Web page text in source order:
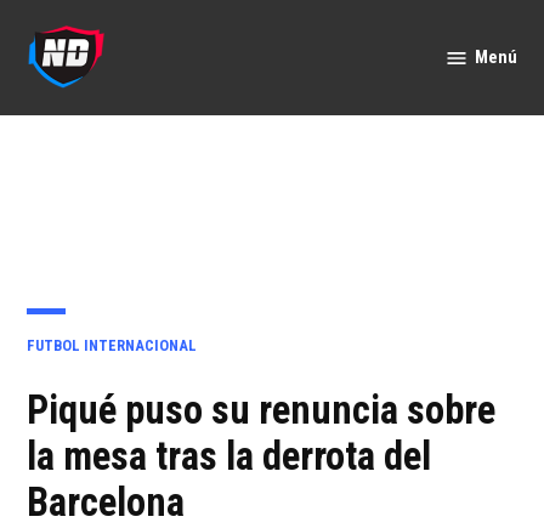
contenido
Menú
PUBLICADO
FUTBOL INTERNACIONAL
Piqué puso su renuncia sobre
la mesa tras la derrota del
Barcelona